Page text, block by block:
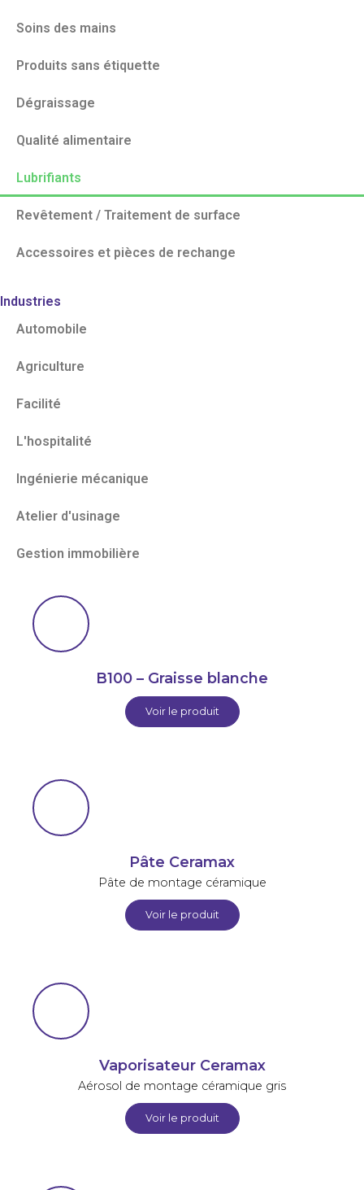
Soins des mains
Produits sans étiquette
Dégraissage
Qualité alimentaire
Lubrifiants
Revêtement / Traitement de surface
Accessoires et pièces de rechange
Industries
Automobile
Agriculture
Facilité
L'hospitalité
Ingénierie mécanique
Atelier d'usinage
Gestion immobilière
B100 – Graisse blanche
Voir le produit
Pâte Ceramax
Pâte de montage céramique
Voir le produit
Vaporisateur Ceramax
Aérosol de montage céramique gris
Voir le produit